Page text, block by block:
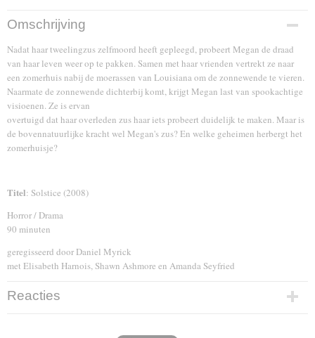
EAN code
8715664058305
Omschrijving
Nadat haar tweelingzus zelfmoord heeft gepleegd, probeert Megan de draad
van haar leven weer op te pakken. Samen met haar vrienden vertrekt ze naar
een zomerhuis nabij de moerassen van Louisiana om de zonnewende te vieren.
Naarmate de zonnewende dichterbij komt, krijgt Megan last van spookachtige
visioenen. Ze is ervan
overtuigd dat haar overleden zus haar iets probeert duidelijk te maken. Maar is
de bovennatuurlijke kracht wel Megan's zus? En welke geheimen herbergt het
zomerhuisje?
Titel: Solstice (2008)
Horror / Drama
90 minuten
geregisseerd door Daniel Myrick
met Elisabeth Harnois, Shawn Ashmore en Amanda Seyfried
Reacties